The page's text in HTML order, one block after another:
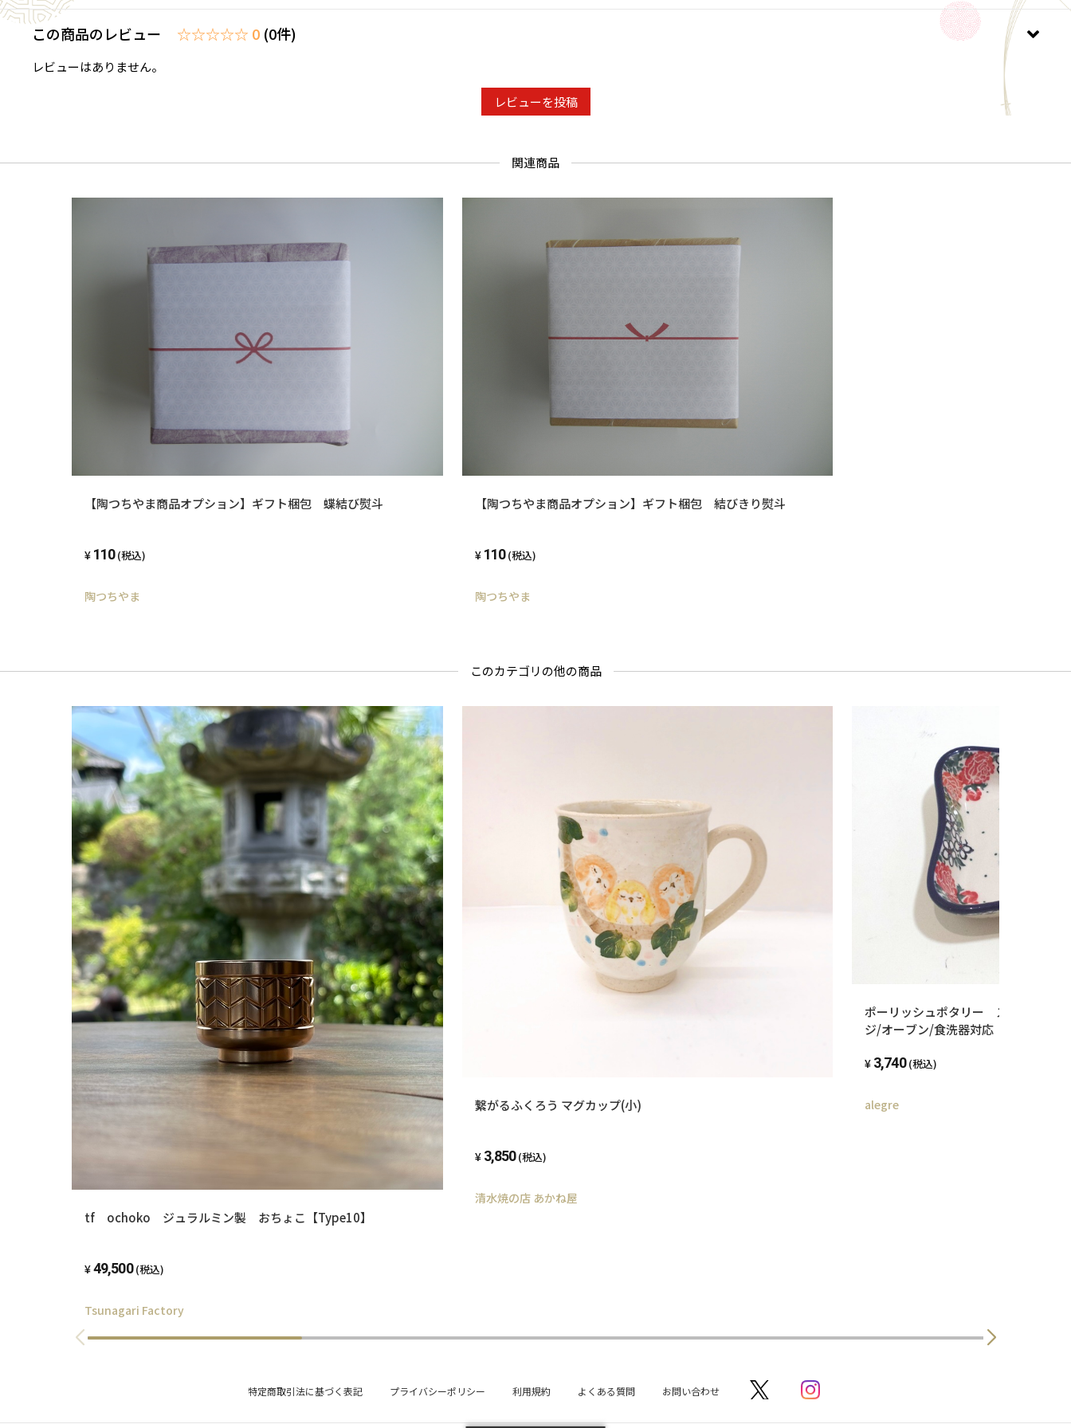
◎一点ずつの手作り生産ですので、多少の違いはご了承下さい。
この商品のレビュー ☆☆☆☆☆ 0 (0件)
レビューはありません。
レビューを投稿
関連商品
【陶つちやま商品オプション】ギフト梱包 蝶結び熨斗
110(税込)
陶つちやま
【陶つちやま商品オプション】ギフト梱包 結びきり熨斗
110 (税込)
陶つちやま
このカテゴリの他の商品
tf ochoko ジュラルミン製 おちょこ【Type10】
49,500 (税込)
Tsunagari Factory
繋がるふくろう マグカップ(小)
3,850 (税込)
清水焼の店 あかね屋
ポーリッシュポタリー スクエアコ
ジ/オーブン/食洗器対応
3,740 (税込)
alegre
特定商取引法に基づく表記 プライバシーポリシー 利用規約 よくある質問 お問い合わせ